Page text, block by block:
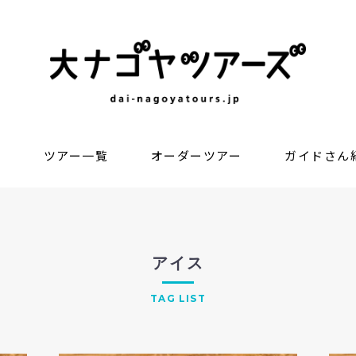
ツアー一覧 オーダーツアー ガイドさん
アイス
TAG LIST